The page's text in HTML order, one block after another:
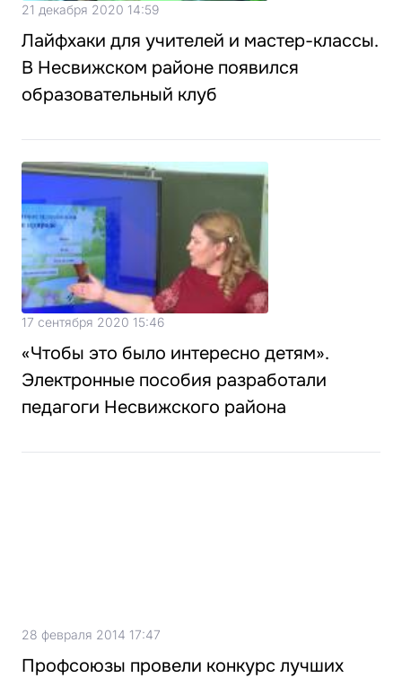
21 декабря 2020 14:59
Лайфхаки для учителей и мастер-классы.
В Несвижском районе появился
образовательный клуб
17 сентября 2020 15:46
«Чтобы это было интересно детям».
Электронные пособия разработали
педагоги Несвижского района
28 февраля 2014 17:47
Профсоюзы провели конкурс лучших